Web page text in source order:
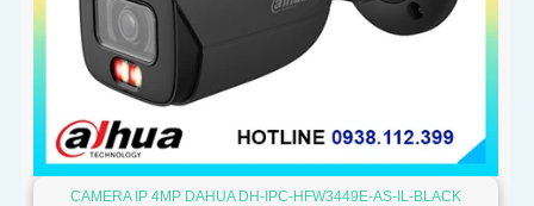
CAMERA IP 4MP DAHUA DH-IPC-HFW3449E-AS-IL-BLACK